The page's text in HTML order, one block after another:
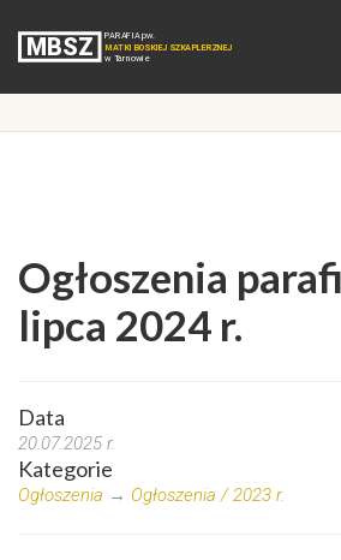
Ogłoszenia
lipca 2024 r.
Data
20.07.2025 r.
Kategorie
Ogłoszenia → Ogłoszenia / 2023 r.